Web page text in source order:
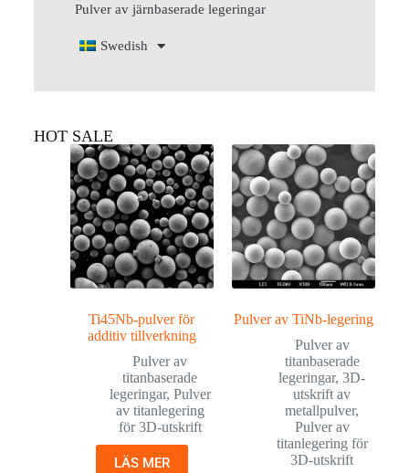
Pulver av järnbaserade legeringar
Swedish
HOT SALE
Ti45Nb-pulver för
additiv tillverkning
Pulver av
titanbaserade
legeringar, Pulver
av titanlegering
för 3D-utskrift
LÄS MER
Pulver av TiNb-legering
Pulver av
titanbaserade
legeringar,3D-
utskrift av
metallpulver,
Pulver av
titanlegering för
3D-utskrift